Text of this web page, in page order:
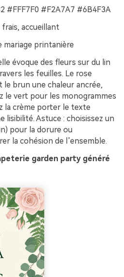
#FFF7F0 #F2A7A7 #6B4F3A
accueillant
mariage printanière
évoque des fleurs sur du lin
les feuilles. Le rose
brun une chaleur ancrée,
le vert pour les monogrammes
la crème porter le texte
lisibilité. Astuce : choisissez un
pour la dorure ou
la cohésion de l’ensemble.
garden party généré